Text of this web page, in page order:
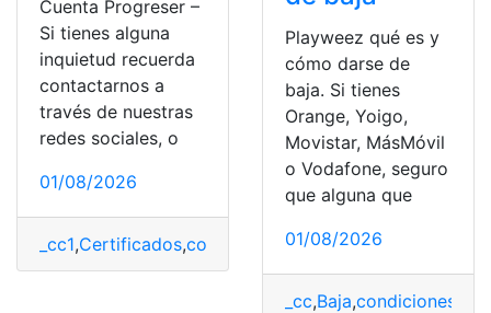
Cuenta Progreser –
Si tienes alguna
inquietud recuerda
contactarnos a
través de nuestras
redes sociales, o
01/08/2026
_cc1,Certificados,colombia cuenta,Cuenta Banamex
Playweez qué es y
cómo darse de
baja. Si tienes
Orange, Yoigo,
Movistar, MásMóvil
o Vodafone, seguro
que alguna que
01/08/2026
_cc,Baja,condiciones